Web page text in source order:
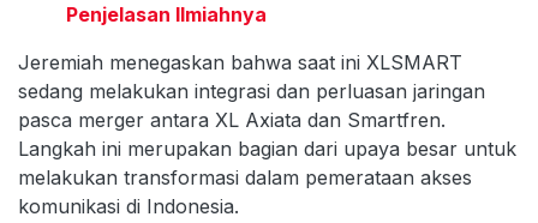
Penjelasan Ilmiahnya
Jeremiah menegaskan bahwa saat ini XLSMART
sedang melakukan integrasi dan perluasan jaringan
pasca merger antara XL Axiata dan Smartfren.
Langkah ini merupakan bagian dari upaya besar untuk
melakukan transformasi dalam pemerataan akses
komunikasi di Indonesia.